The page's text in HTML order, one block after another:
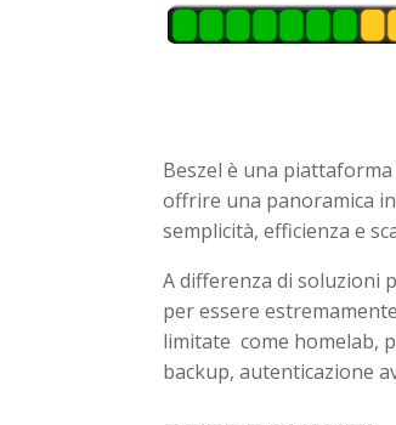
Beszel è una
offrire una panoramica
semplicità, efficienza e
A differenza di soluzioni
per essere
limitate come homelab,
backup, autenticazione